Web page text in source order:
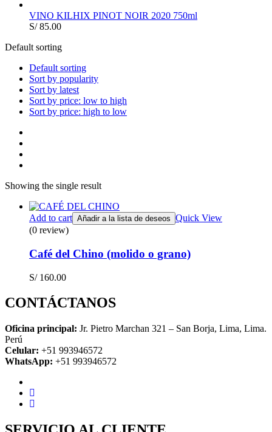
VINO KILHIX PINOT NOIR 2020 750ml
S/85.00
Default sorting
Default sorting
Sort by popularity
Sort by latest
Sort by price: low to high
Sort by price: high to low
Showing the single result
Add to cart Añadir a la lista de deseos Quick View
(0 review)
Café del Chino (molido o grano)
S/160.00
CONTÁCTANOS
Oficina principal: Jr. Pietro Marchan 321 – San Borja, Lima, Lima.
Perú
Celular: +51 993946572
WhatsApp: +51 993946572